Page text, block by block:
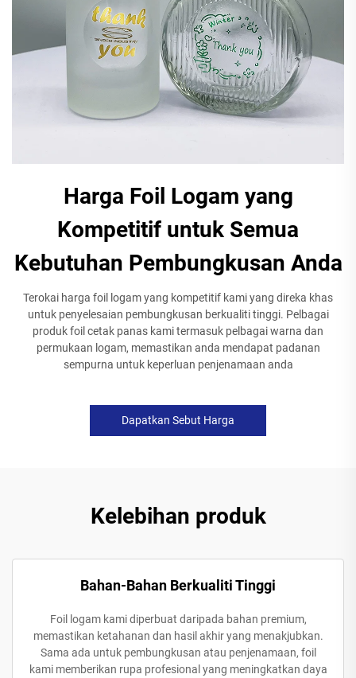
Harga Foil Logam yang
Kompetitif untuk Semua
Kebutuhan Pembungkusan Anda
Terokai harga foil logam yang kompetitif kami yang direka khas
untuk penyelesaian pembungkusan berkualiti tinggi. Pelbagai
produk foil cetak panas kami termasuk pelbagai warna dan
permukaan logam, memastikan anda mendapat padanan
sempurna untuk keperluan penjenamaan anda
Dapatkan Sebut Harga
Kelebihan produk
Bahan-Bahan Berkualiti Tinggi
Foil logam kami diperbuat daripada bahan premium,
memastikan ketahanan dan hasil akhir yang menakjubkan.
Sama ada untuk pembungkusan atau penjenamaan, foil
kami memberikan rupa profesional yang meningkatkan daya